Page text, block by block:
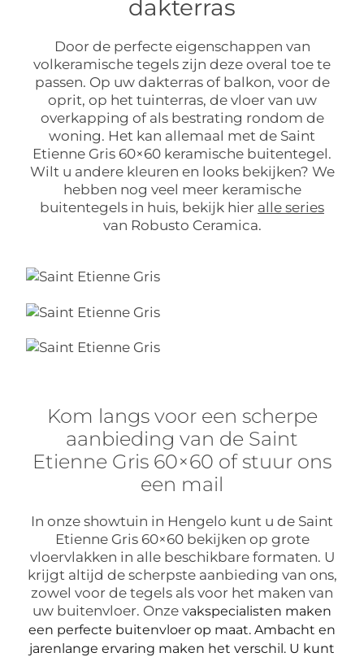
dakterras
Door de perfecte eigenschappen van
volkeramische tegels zijn deze overal toe te
passen. Op uw dakterras of balkon, voor de
oprit, op het tuinterras, de vloer van uw
overkapping of als bestrating rondom de
woning. Het kan allemaal met de Saint
Etienne Gris 60×60 keramische buitentegel.
Wilt u andere kleuren en looks bekijken? We
hebben nog veel meer keramische
buitentegels in huis, bekijk hier alle series
van Robusto Ceramica.
Kom langs voor een scherpe
aanbieding van de Saint
Etienne Gris 60×60 of stuur ons
een mail
In onze showtuin in Hengelo kunt u de Saint
Etienne Gris 60×60 bekijken op grote
vloervlakken in alle beschikbare formaten. U
krijgt altijd de scherpste aanbieding van ons,
zowel voor de tegels als voor het maken van
uw buitenvloer. Onze vakspecialisten maken
een perfecte buitenvloer op maat. Ambacht en
jarenlange ervaring maken het verschil. U kunt